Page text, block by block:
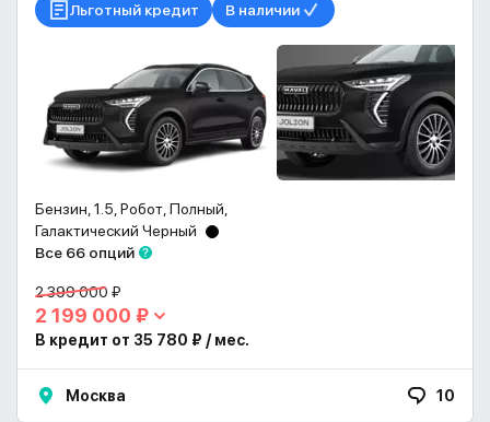
Льготный кредит В наличии
Бензин, 1.5, Робот, Полный,
Галактический Черный
Все 66 опций
2 399 000 ₽
2 199 000 ₽
В кредит от 35 780 ₽ / мес.
Москва 10